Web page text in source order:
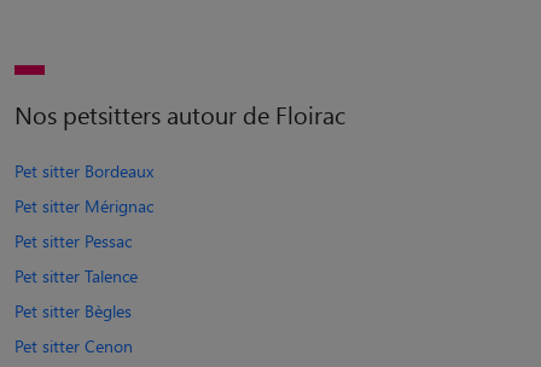
Nos petsitters autour de Floirac
Pet sitter Bordeaux
Pet sitter Mérignac
Pet sitter Pessac
Pet sitter Talence
Pet sitter Bègles
Pet sitter Cenon